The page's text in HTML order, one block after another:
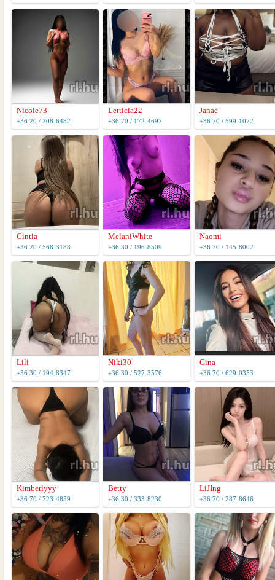
Nicole73
+36 20 / 208-6482
Letticia22
+36 70 / 172-4697
Janae
+36 70 / 599-1072
Cintia
+36 20 / 568-3188
MelaniWhite
+36 30 / 196-8509
Naomi
+36 70 / 145-8002
Lili
+36 30 / 194-8347
Niki30
+36 30 / 527-3576
Gina
+36 70 / 629-0353
Kimberlyyy
+36 70 / 723-4859
Betty
+36 30 / 333-8230
LiJIng
+36 70 / 287-8646